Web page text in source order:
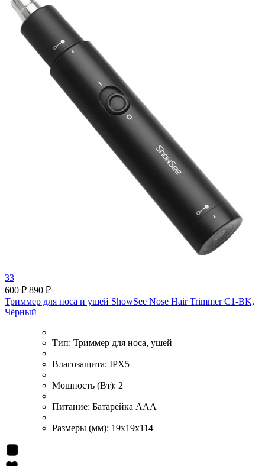
33
600 ₽ 890 ₽
Триммер для носа и ушей ShowSee Nose Hair Trimmer C1-BK,
Чёрный
Тип: Триммер для носа, ушей
Влагозащита: IPX5
Мощность (Вт): 2
Питание: Батарейка ААA
Размеры (мм): 19x19x114